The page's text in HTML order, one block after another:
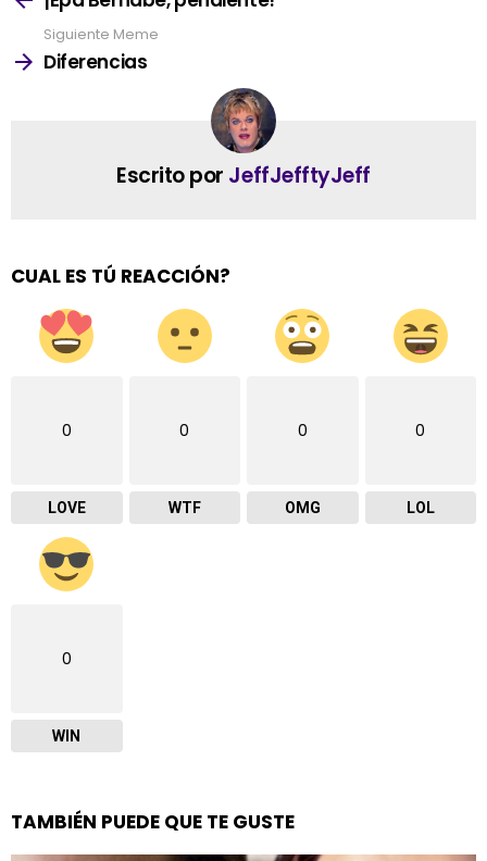
Siguiente Meme
Diferencias
Escrito por JeffJefftyJeff
CUAL ES TÚ REACCIÓN?
0
LOVE
0
WTF
0
OMG
0
LOL
0
WIN
TAMBIÉN PUEDE QUE TE GUSTE